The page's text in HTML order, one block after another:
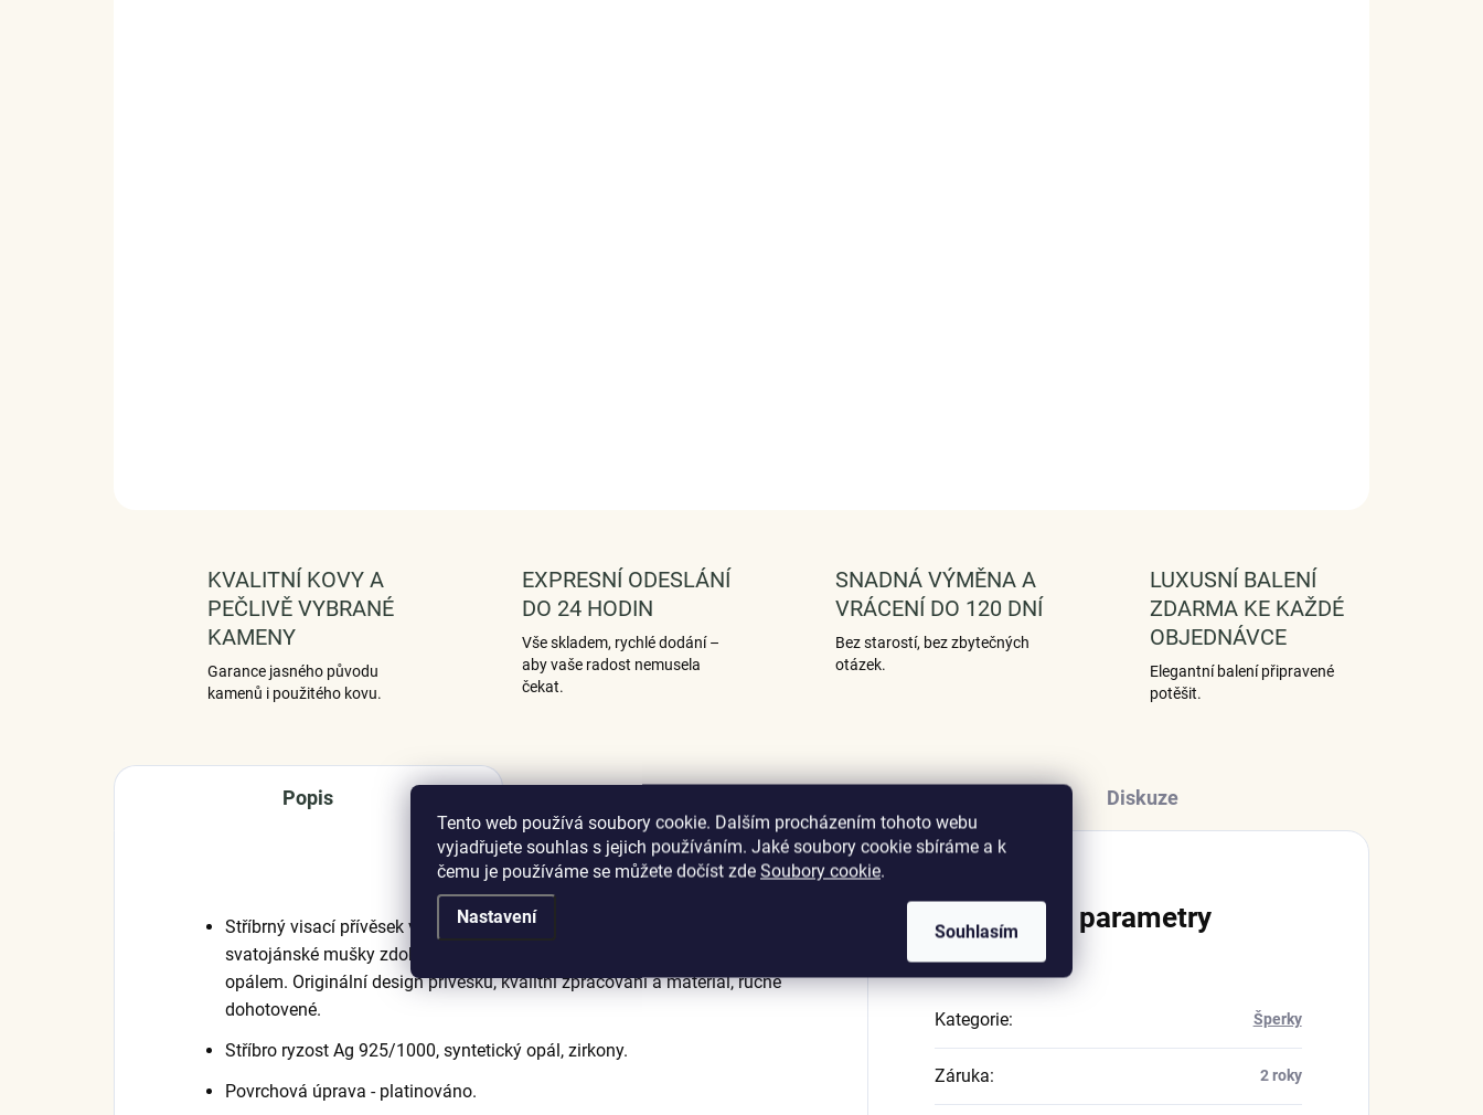
Tento web používá soubory cookie. Dalším procházením tohoto webu
vyjadřujete souhlas s jejich používáním. Jaké soubory cookie sbíráme a k
čemu je používáme se můžete dočíst zde Soubory cookie.
Nastavení
Souhlasím
KVALITNÍ KOVY A
PEČLIVĚ VYBRANÉ
KAMENY
Garance jasného původu
kamenů i použitého kovu.
EXPRESNÍ ODESLÁNÍ
DO 24 HODIN
Vše skladem, rychlé dodání –
aby vaše radost nemusela
čekat.
SNADNÁ VÝMĚNA A
VRÁCENÍ DO 120 DNÍ
Bez starostí, bez zbytečných
otázek.
LUXUSNÍ BALENÍ
ZDARMA KE KAŽDÉ
OBJEDNÁVCE
Elegantní balení připravené
potěšit.
Popis Diskuze
Stříbrný visací přívěsek v designu světlušky nebo-li lidově řečeno
svatojánské mušky zdobené čirými třpytivými zirkony a barevným
opálem. Originální design přívěsku, kvalitní zpracování a materiál, ručně
dohotovené.
Stříbro ryzost Ag 925/1000, syntetický opál, zirkony.
Povrchová úprava - platinováno.
Doplňkové parametry
Kategorie: Šperky
Záruka: 2 roky